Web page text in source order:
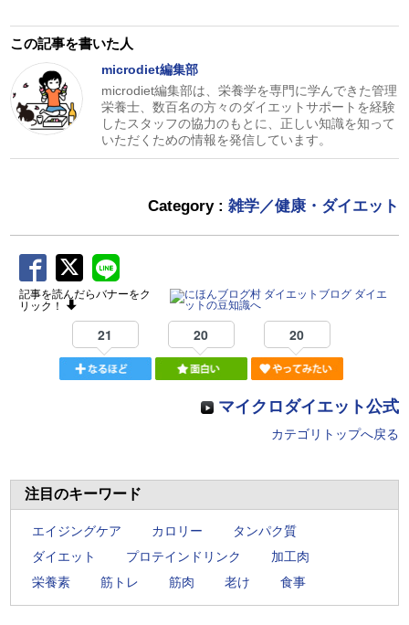
この記事を書いた人
microdiet編集部
microdiet編集部は、栄養学を専門に学んできた管理
栄養士、数百名の方々のダイエットサポートを経験
したスタッフの協力のもとに、正しい知識を知って
いただくための情報を発信しています。
Category : 雑学／健康・ダイエット
記事を読んだらバナーをク
リック！
21 20 20
マイクロダイエット公式
カテゴリトップへ戻る
注目のキーワード
エイジングケア カロリー
タンパク質
ダイエット
プロテインドリンク
加工肉
栄養素
筋トレ 筋肉 老け 食事